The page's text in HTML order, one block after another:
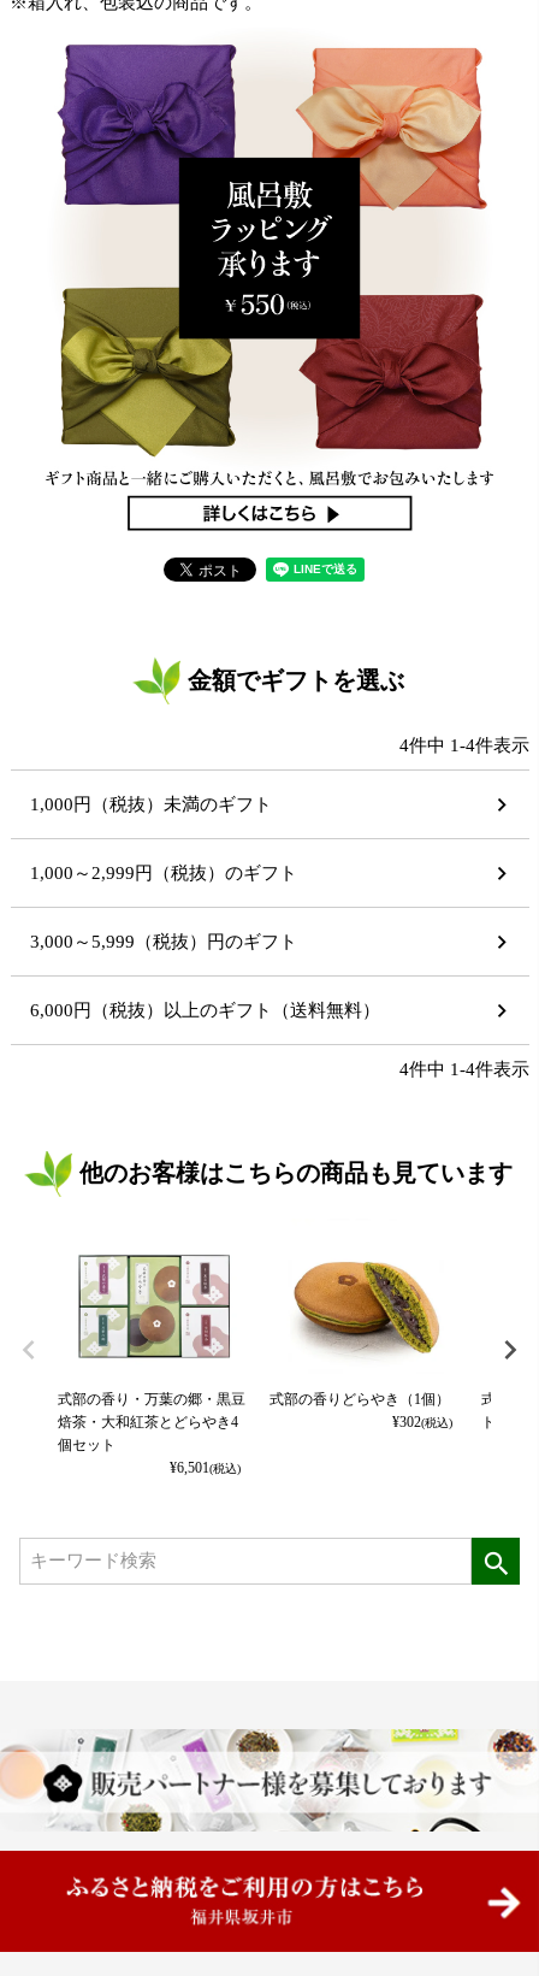
金額でギフトを選ぶ
4件中 1-4件表示
1,000円（税抜）未満のギフト
1,000～2,999円（税抜）のギフト
3,000～5,999（税抜）円のギフト
6,000円（税抜）以上のギフト（送料無料）
4件中 1-4件表示
他のお客様はこちらの商品も見ています
式部の香り・万葉の郷・黒豆
焙茶・大和紅茶とどらやき4
個セット
¥6,501(税込)
式部の香りどらやき（1個）
¥302(税込)
式部の
ト